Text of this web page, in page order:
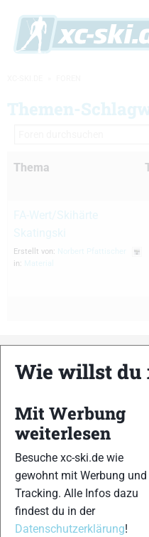
Themen-
Thema
Erstellt von:
in:
xc-ski.de ist DAS
Kombination, einer
und allem was du sonst
wissen solltest.
ObSkilanglauf-Anfänger
immer ein offenes Ohr für
dasKontaktformular
Wie willst du
Mit Werbung
weiterlesen
Besuche xc-ski.de wie
gewohnt mit Werbung und
Tracking. Alle Infos dazu
findest du in der
Datenschutzerklärung!